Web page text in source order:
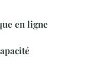
en ligne